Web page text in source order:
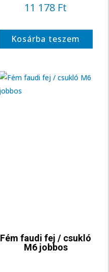
11 178 Ft
Kosárba teszem
Fém faudi fej / csukló
M6 jobbos